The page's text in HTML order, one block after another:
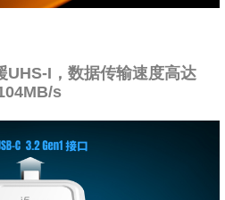
I，数据传输速度高达
s